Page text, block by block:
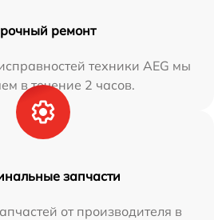
ремонт
техники AEG мы
в течение 2 часов.
запчасти
от производителя в